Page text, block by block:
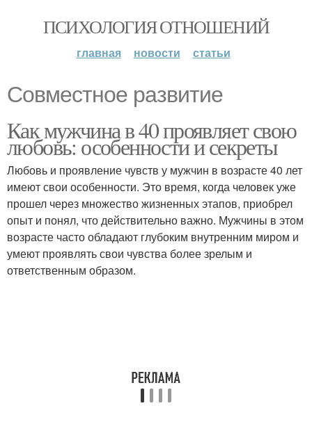
ПСИХОЛОГИЯ ОТНОШЕНИЙ
главная новости статьи
Совместное развитие
Как мужчина в 40 проявляет свою
любовь: особенности и секреты
Любовь и проявление чувств у мужчин в возрасте 40 лет
имеют свои особенности. Это время, когда человек уже
прошел через множество жизненных этапов, приобрел
опыт и понял, что действительно важно. Мужчины в этом
возрасте часто обладают глубоким внутренним миром и
умеют проявлять свои чувства более зрелым и
ответственным образом.